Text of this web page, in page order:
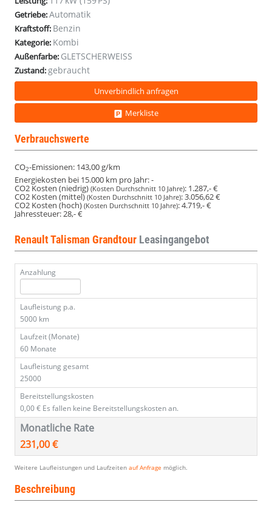
Nav
SHZ
Nav
SHZ
Nav
SHZ
Nav
SHZ
Nav
SHZ
Nav
SHZ
Nav
SHZ
Nav
SHZ
Nav
SHZ
Nav
SHZ
Nav
SHZ
Getriebe:Automatik
Kraftstoff: Benzin
Kategorie: Kombi
Außenfarbe: GLETSCHERWEISS
Zustand: gebraucht
Unverbindlich anfragen
Merkliste
Verbrauchswerte
CO2-Emissionen: 143,00 g/km
Energiekosten bei 15.000 km pro Jahr:-
CO2 Kosten (niedrig) (Kosten Durchschnitt 10 Jahre): 1.287,- €
CO2 Kosten (mittel)(Kosten Durchschnitt 10 Jahre):3.056,62 €
CO2 Kosten (hoch) (Kosten Durchschnitt 10 Jahre):4.719,- €
Jahressteuer:28,- €
Renault Talisman Grandtour Leasingangebot
Anzahlung
Laufleistung p.a.
5000 km
Laufzeit (Monate)
60 Monate
Laufleistung gesamt
25000
Bereitstellungskosten
0,00 € Es fallen keine Bereitstellungskosten an.
Monatliche Rate
231,00 €
Weitere Laufleistungen und Laufzeiten auf Anfrage möglich.
Beschreibung